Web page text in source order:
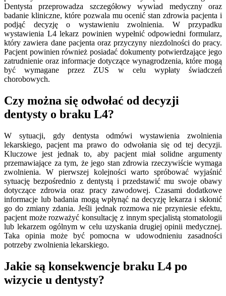
Dentysta przeprowadza szczegółowy wywiad medyczny oraz
badanie kliniczne, które pozwala mu ocenić stan zdrowia pacjenta i
podjąć decyzję o wystawieniu zwolnienia. W przypadku
wystawienia L4 lekarz powinien wypełnić odpowiedni formularz,
który zawiera dane pacjenta oraz przyczyny niezdolności do pracy.
Pacjent powinien również posiadać dokumenty potwierdzające jego
zatrudnienie oraz informacje dotyczące wynagrodzenia, które mogą
być wymagane przez ZUS w celu wypłaty świadczeń
chorobowych.
Czy można się odwołać od decyzji
dentysty o braku L4?
W sytuacji, gdy dentysta odmówi wystawienia zwolnienia
lekarskiego, pacjent ma prawo do odwołania się od tej decyzji.
Kluczowe jest jednak to, aby pacjent miał solidne argumenty
przemawiające za tym, że jego stan zdrowia rzeczywiście wymaga
zwolnienia. W pierwszej kolejności warto spróbować wyjaśnić
sytuację bezpośrednio z dentystą i przedstawić mu swoje obawy
dotyczące zdrowia oraz pracy zawodowej. Czasami dodatkowe
informacje lub badania mogą wpłynąć na decyzję lekarza i skłonić
go do zmiany zdania. Jeśli jednak rozmowa nie przyniesie efektu,
pacjent może rozważyć konsultację z innym specjalistą stomatologii
lub lekarzem ogólnym w celu uzyskania drugiej opinii medycznej.
Taka opinia może być pomocna w udowodnieniu zasadności
potrzeby zwolnienia lekarskiego.
Jakie są konsekwencje braku L4 po
wizycie u dentysty?